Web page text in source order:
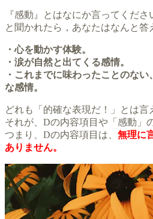
『感動』とはなにか言ってくださ
と聞かれたら，あなたはなんと答
・心を動かす体験。
・涙が自然と出てくる感情。
・これまでに味わったことのな
な感情。
どれも「的確な表現だ！」とは言
それが、Dの内容項目や「感動」
つまり、Dの内容項目は、 無理に
ありません。